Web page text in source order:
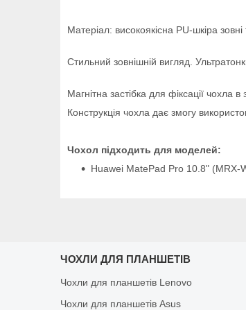
Матеріал: високоякісна PU-шкіра
Стильний зовнішній вигляд.
Магнітна застібка для фіксації чохла
Конструкція чохла дає змогу
Чохол підходить для моделей:
Huawei MatePad Pro 10.8" (MRX-
ЧОХЛИ ДЛЯ ПЛАНШЕТІВ
Чохли для планшетів Lenovo
Чохли для планшетів Asus